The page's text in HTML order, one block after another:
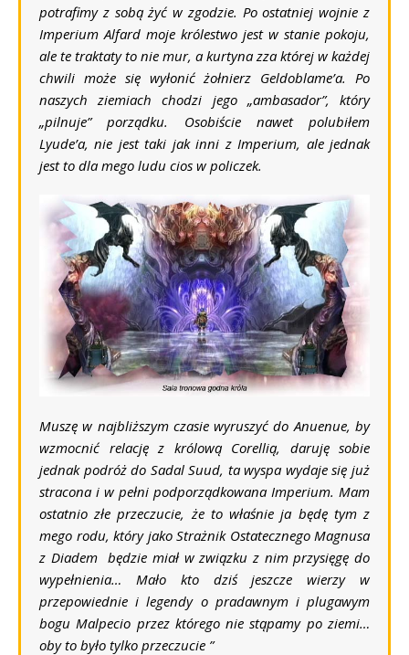
potrafimy z sobą żyć w zgodzie. Po ostatniej wojnie z
Imperium Alfard moje królestwo jest w stanie pokoju,
ale te traktaty to nie mur, a kurtyna zza której w każdej
chwili może się wyłonić żołnierz Geldoblame’a. Po
naszych ziemiach chodzi jego „ambasador”, który
„pilnuje” porządku. Osobiście nawet polubiłem
Lyude’a, nie jest taki jak inni z Imperium, ale jednak
jest to dla mego ludu cios w policzek.
Muszę w najbliższym czasie wyruszyć do Anuenue, by
wzmocnić relację z królową Corellią, daruję sobie
jednak podróż do Sadal Suud, ta wyspa wydaje się już
stracona i w pełni podporządkowana Imperium. Mam
ostatnio złe przeczucie, że to właśnie ja będę tym z
mego rodu, który jako Strażnik Ostatecznego Magnusa
z Diadem będzie miał w związku z nim przysięgę do
wypełnienia… Mało kto dziś jeszcze wierzy w
przepowiednie i legendy o pradawnym i plugawym
bogu Malpecio przez którego nie stąpamy po ziemi…
oby to było tylko przeczucie ”